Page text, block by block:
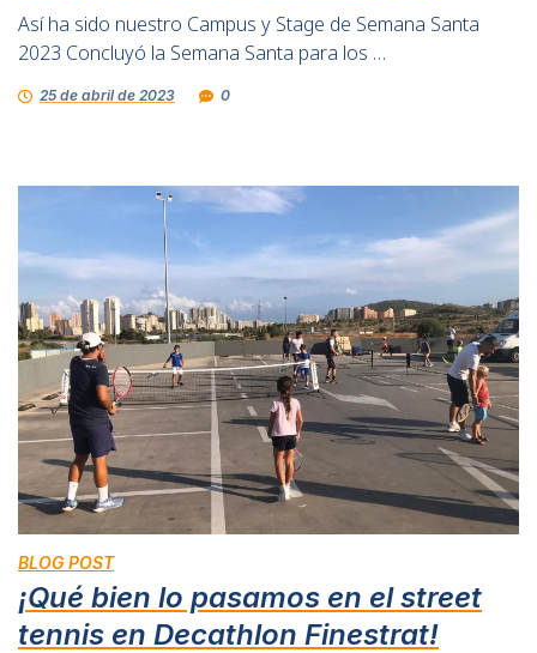
Así ha sido nuestro Campus y Stage de Semana Santa
2023 Concluyó la Semana Santa para los …
25 de abril de 2023 0
BLOG POST
¡Qué bien lo pasamos en el street
tennis en Decathlon Finestrat!